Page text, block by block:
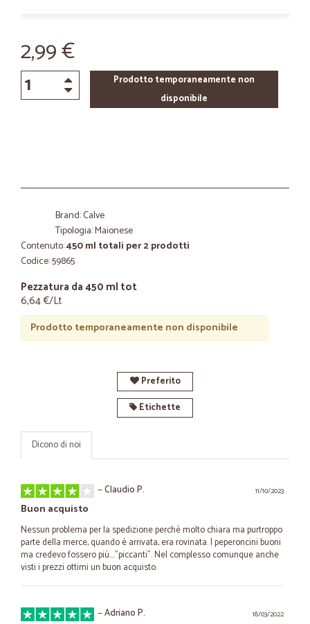
2,99 €
Prodotto temporaneamente non
disponibile
Brand: Calve
Tipologia: Maionese
Contenuto:450 ml totali per 2 prodotti
Codice: 59865
Pezzatura da 450 ml tot
6,64 €/Lt
Prodotto temporaneamente non disponibile
Preferito
Etichette
Dicono di noi
11/10/2023
—Claudio P.
Buon acquisto
Nessun problema per la spedizione perchè molto chiara ma purtroppo
parte della merce, quando è arrivata, era rovinata. I peperoncini buoni
ma credevo fossero più...."piccanti". Nel complesso comunque anche
visti i prezzi ottimi un buon acquisto.
18/03/2022
—Adriano P.